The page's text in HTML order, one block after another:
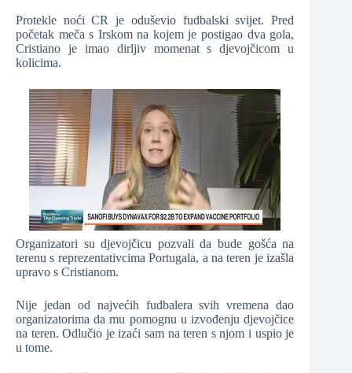
Protekle noći CR je oduševio fudbalski svijet. Pred
početak meča s Irskom na kojem je postigao dva gola,
Cristiano je imao dirljiv momenat s djevojčicom u
kolicima.
Organizatori su djevojčicu pozvali da bude gošća na
terenu s reprezentativcima Portugala, a na teren je izašla
upravo s Cristianom.
Nije jedan od najvećih fudbalera svih vremena dao
organizatorima da mu pomognu u izvođenju djevojčice
na teren. Odlučio je izaći sam na teren s njom i uspio je
u tome.